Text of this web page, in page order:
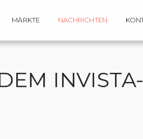
MÄRKTE NACHRICHTEN
INVISTA-